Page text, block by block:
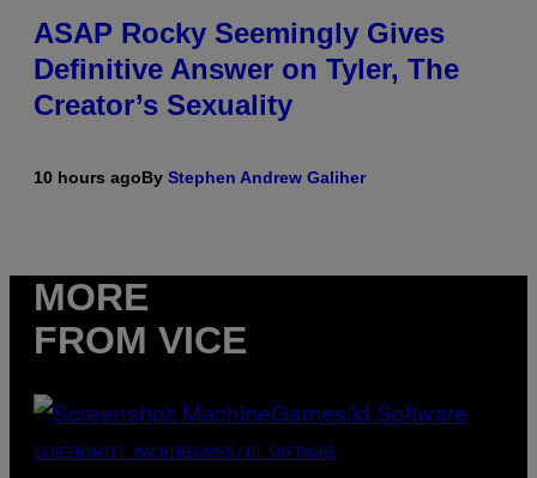
ASAP Rocky Seemingly Gives
Definitive Answer on Tyler, The
Creator’s Sexuality
10 hours agoBy Stephen Andrew Galiher
MORE
FROM VICE
SCREENSHOT: MACHINEGAMES/ID SOFTWARE